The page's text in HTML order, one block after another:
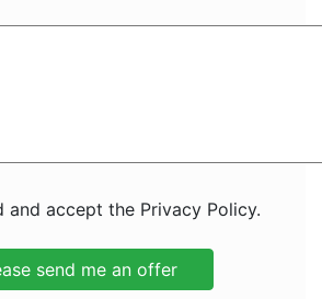
and accept the Privacy Policy.